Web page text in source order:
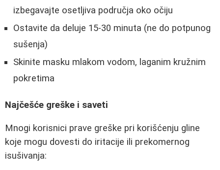
izbegavajte osetljiva područja oko očiju
Ostavite da deluje 15-30 minuta (ne do potpunog
sušenja)
Skinite masku mlakom vodom, laganim kružnim
pokretima
Najčešće greške i saveti
Mnogi korisnici prave greške pri korišćenju gline
koje mogu dovesti do iritacije ili prekomernog
isušivanja: